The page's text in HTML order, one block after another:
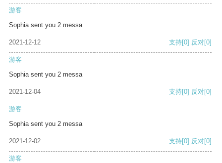
游客
Sophia sent you 2 messa
2021-12-12 支持[0] 反对[0]
游客
Sophia sent you 2 messa
2021-12-04 支持[0] 反对[0]
游客
Sophia sent you 2 messa
2021-12-02 支持[0] 反对[0]
游客